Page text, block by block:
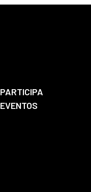
PARTICIPA
EVENTOS